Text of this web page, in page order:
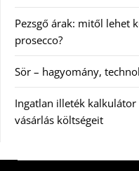
Pezsgő árak: mitől lehet
prosecco?
Sör – hagyomány,
Ingatlan illeték
vásárlás költségeit